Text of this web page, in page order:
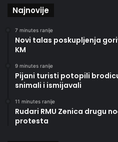
Najnovije
7 minutes ranije
Novi talas poskupljenja
KM
9 minutes ranije
Pijani turisti potopili
snimali i ismijavali
11 minutes ranije
Rudari RMU Zenica drugu
protesta